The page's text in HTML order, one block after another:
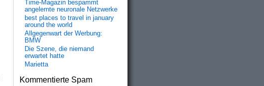
Time-Magazin bespammt
angelernte neuronale Netzwerke
best places to travel in january
around the world
Allgegenwart der Werbung:
BMW
Die Szene, die niemand
erwartet hatte
Marietta
Kommentierte Spam